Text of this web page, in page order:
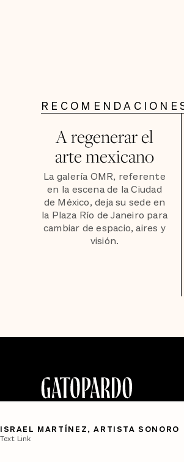
A regenerar el
arte mexicano
La galería OMR, referente
en la escena de la Ciudad
de México, deja su sede en
la Plaza Río de Janeiro para
cambiar de espacio, aires y
visión.
ISRAEL MARTÍNEZ, ARTISTA SONORO
Text Link